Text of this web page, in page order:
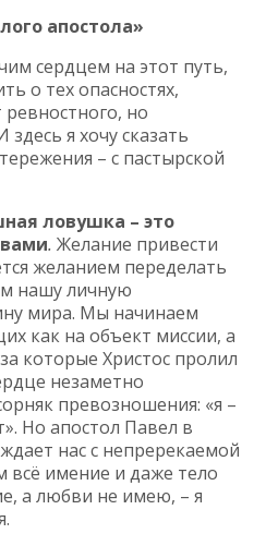
апостола»
сердцем на этот путь,
о тех опасностях,
но
я хочу сказать
– с пастырской
ловушка – это
. Желание привести
желанием переделать
нашу личную
мира. Мы начинаем
как на объект миссии, а
которые Христос пролил
незаметно
превозношения: «я –
Но апостол Павел в
нас с непререкаемой
всё имение и даже тело
а любви не имею, – я